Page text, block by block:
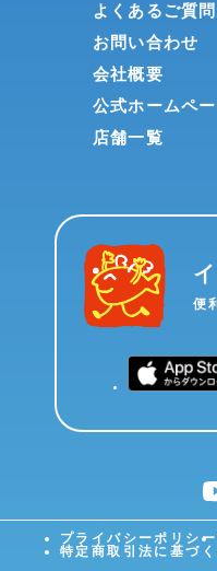
よくあるご質問
お問い合わせ
会社概要
公式ホームペ
店舗一覧
便
プライバシーポリシー
特定商取引法に基づ